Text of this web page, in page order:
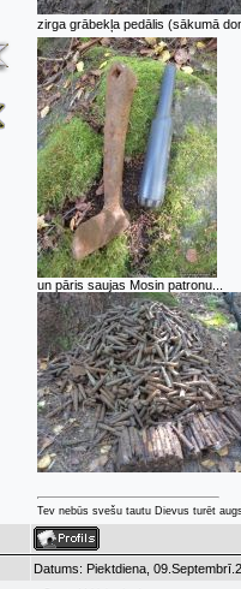
zirga grābekļa pedālis (sākumā
un pāris saujas Mosin patronu...
Tev nebūs svešu tautu Dievus turēt
Datums: Piektdiena,